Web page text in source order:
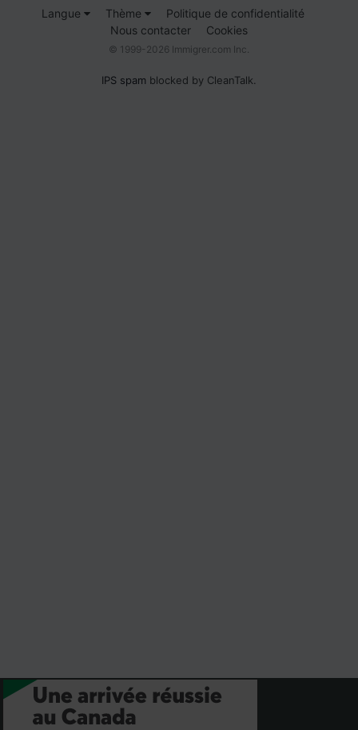
Langue Thème
Politique de confidentialité
Nous contacter
Cookies
© 1999-2026 Immigrer.com Inc.
IPS spam blocked by CleanTalk.